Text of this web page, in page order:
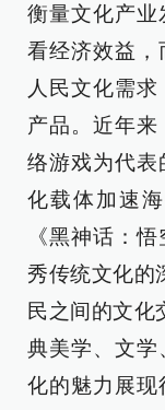
衡量文化产业
看经济效益，
人民文化需
产品。近年来
络游戏为代表
化载体加速
《黑神话：
秀传统文化的
民之间的文化
典美学、文学
化的魅力展现